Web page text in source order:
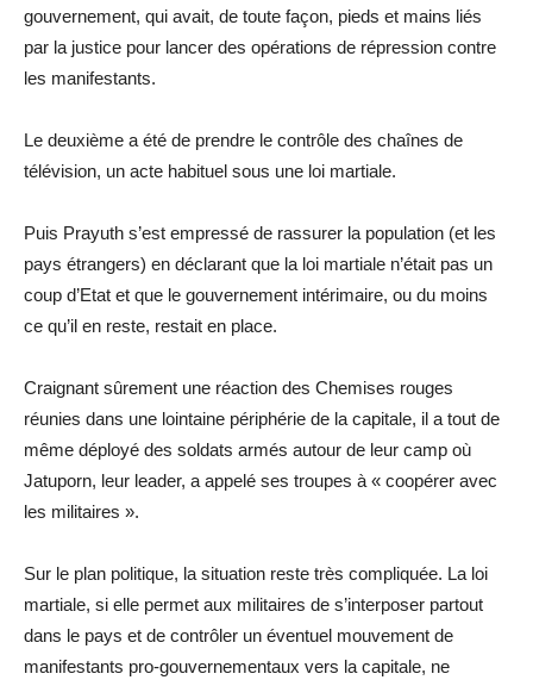
gouvernement, qui avait, de toute façon, pieds et mains liés
par la justice pour lancer des opérations de répression contre
les manifestants.
Le deuxième a été de prendre le contrôle des chaînes de
télévision, un acte habituel sous une loi martiale.
Puis Prayuth s’est empressé de rassurer la population (et les
pays étrangers) en déclarant que la loi martiale n’était pas un
coup d’Etat et que le gouvernement intérimaire, ou du moins
ce qu’il en reste, restait en place.
Craignant sûrement une réaction des Chemises rouges
réunies dans une lointaine périphérie de la capitale, il a tout de
même déployé des soldats armés autour de leur camp où
Jatuporn, leur leader, a appelé ses troupes à « coopérer avec
les militaires ».
Sur le plan politique, la situation reste très compliquée. La loi
martiale, si elle permet aux militaires de s’interposer partout
dans le pays et de contrôler un éventuel mouvement de
manifestants pro-gouvernementaux vers la capitale, ne